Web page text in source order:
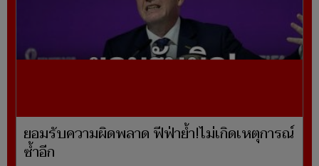
ยอมรับความผิดพลาด ฟีฟ่าย้ำ!ไม่เกิดเหตุการณ์
ซ้ำอีก